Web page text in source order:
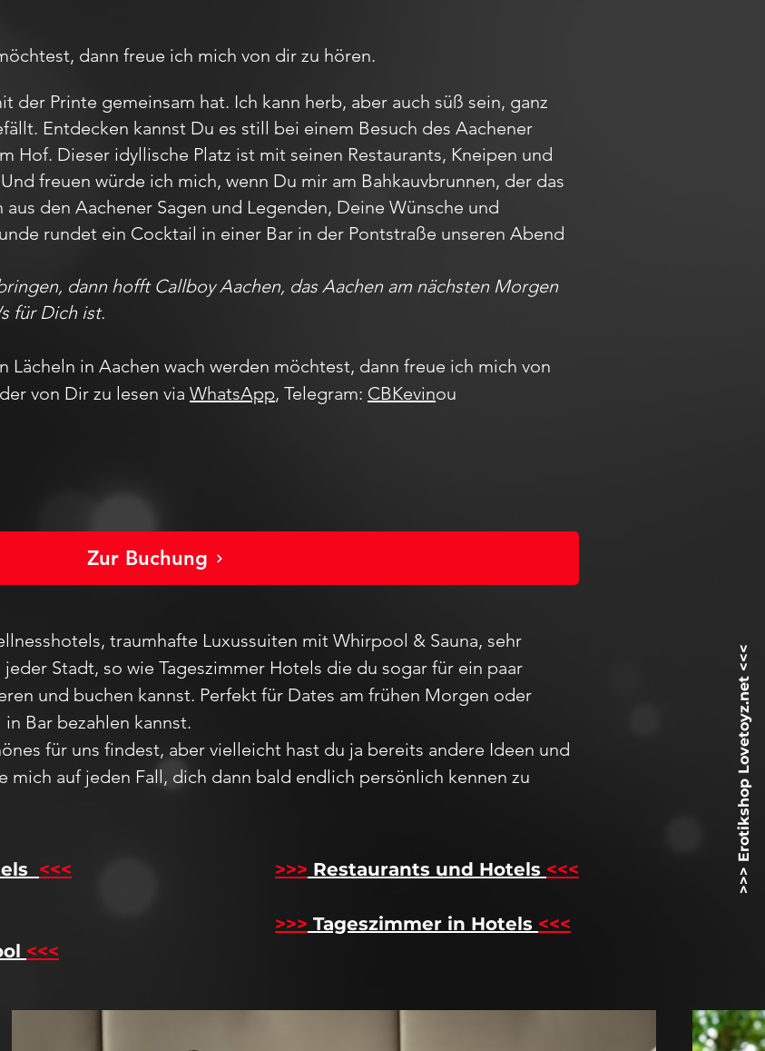
>>> Erotikshop Lovetoyz.net <<<
dann freue ich mich von dir zu hören.
der Printe gemeinsam hat. Ich kann herb, aber auch süß sein, ganz
Entdecken kannst Du es still bei einem Besuch des Aachener
Hof. Dieser idyllische Platz ist mit seinen Restaurants, Kneipen und
freuen würde ich mich, wenn Du mir am Bahkauvbrunnen, der das
den Aachener Sagen und Legenden, Deine Wünsche und
rundet ein Cocktail in einer Bar in der Pontstraße unseren Abend
dann hofft Callboy Aachen, das Aachen am nächsten Morgen
für Dich ist.
Lächeln in Aachen wach werden möchtest, dann freue ich mich von
von Dir zu lesen via WhatsApp, Telegram: CBKevinou
Zur Buchung
traumhafte Luxussuiten mit Whirpool & Sauna, sehr
jeder Stadt, so wie Tageszimmer Hotels die du sogar für ein paar
und buchen kannst. Perfekt für Dates am frühen Morgen oder
Bar bezahlen kannst.
für uns findest, aber vielleicht hast du ja bereits andere Ideen und
mich auf jeden Fall, dich dann bald endlich persönlich kennen zu
<<<
<<<
>>> Restaurants und Hotels <<<
>>> Tageszimmer in Hotels <<<